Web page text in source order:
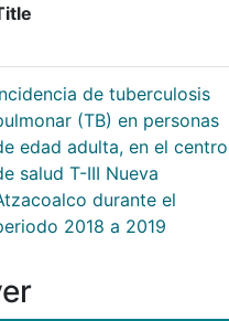
de tuberculosis
(TB) en personas
edad adulta, en el centro
salud T-III Nueva
durante el
2018 a 2019